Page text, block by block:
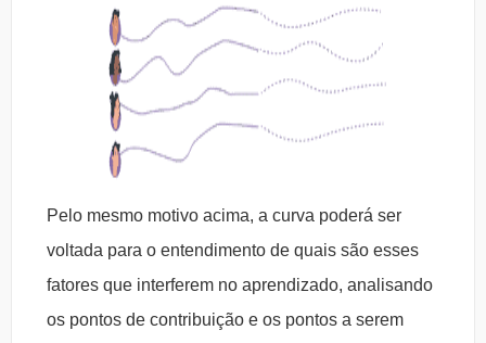
Pelo mesmo motivo acima, a curva poderá ser
voltada para o entendimento de quais são esses
fatores que interferem no aprendizado, analisando
os pontos de contribuição e os pontos a serem